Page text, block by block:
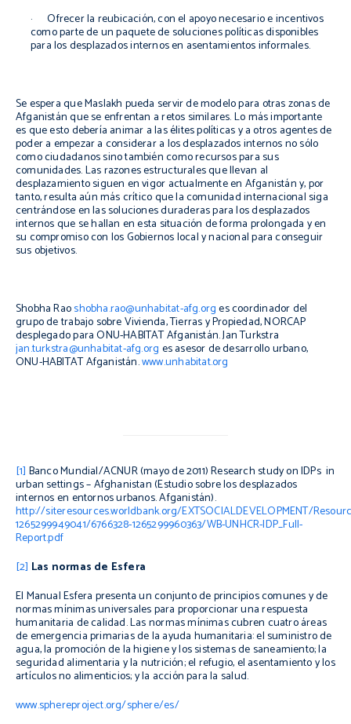
· Ofrecer la reubicación, con el apoyo necesario e incentivos
como parte de un paquete de soluciones políticas disponibles
para los desplazados internos en asentamientos informales.
Se espera que Maslakh pueda servir de modelo para otras zonas de
Afganistán que se enfrentan a retos similares. Lo más importante
es que esto debería animar a las élites políticas y a otros agentes de
poder a empezar a considerar a los desplazados internos no sólo
como ciudadanos sino también como recursos para sus
comunidades. Las razones estructurales que llevan al
desplazamiento siguen en vigor actualmente en Afganistán y, por
tanto, resulta aún más crítico que la comunidad internacional siga
centrándose en las soluciones duraderas para los desplazados
internos que se hallan en esta situación de forma prolongada y en
su compromiso con los Gobiernos local y nacional para conseguir
sus objetivos.
Shobha Raoshobha.rao@unhabitat-afg.orges coordinador del
grupo de trabajo sobre Vivienda, Tierras y Propiedad, NORCAP
desplegado para ONU-HABITAT Afganistán. Jan Turkstra
jan.turkstra@unhabitat-afg.org es asesor de desarrollo urbano,
ONU-HABITAT Afganistán.www.unhabitat.org
[1] Banco Mundial/ACNUR (mayo de 2011)Research study on IDPs in
urban settings – Afghanistan(Estudio sobre los desplazados
internos en entornos urbanos. Afganistán).
http://siteresources.worldbank.org/EXTSOCIALDEVELOPMENT/
1265299949041/6766328-1265299960363/WB-UNHCR-IDP_Full-
Report.pdf
[2] Las normas de Esfera
El Manual Esfera presenta un conjunto de principios comunes y de
normas mínimas universales para proporcionar una respuesta
humanitaria de calidad. Las normas mínimas cubren cuatro áreas
de emergencia primarias de la ayuda humanitaria: el suministro de
agua, la promoción de la higiene y los sistemas de saneamiento; la
seguridad alimentaria y la nutrición; el refugio, el asentamiento y los
artículos no alimenticios; y la acción para la salud.
www.sphereproject.org/sphere/es/